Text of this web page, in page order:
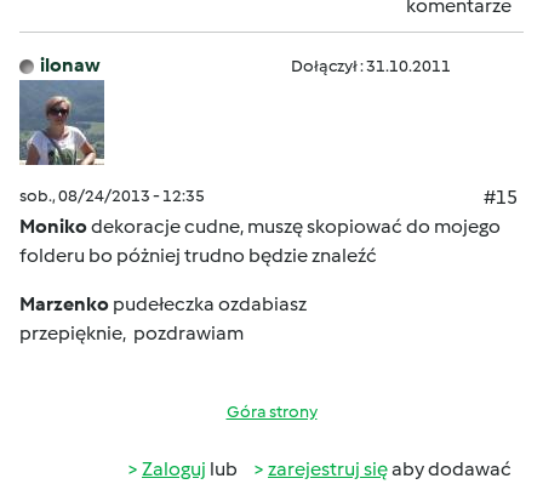
komentarze
ilonaw Dołączył : 31.10.2011
sob., 08/24/2013 - 12:35
#15
Monikodekoracje cudne, muszę skopiować do mojego
folderu bo póżniej trudno będzie znaleźć
Marzenko pudełeczka ozdabiasz
przepięknie, pozdrawiam
Góra strony
Zaloguj lub zarejestruj sięaby dodawać